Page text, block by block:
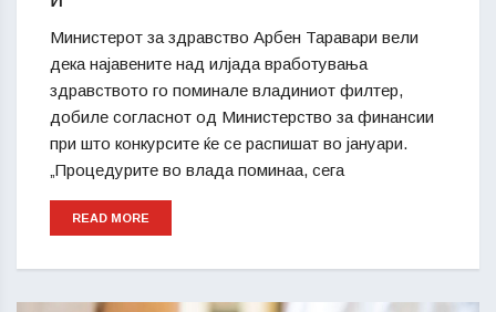
Министерот за здравство Арбен Таравари вели
дека најавените над илјада вработувања
здравството го поминале владиниот филтер,
добиле согласнот од Министерство за финансии
при што конкурсите ќе се распишат во јануари.
„Процедурите во влада поминаа, сега
READ MORE